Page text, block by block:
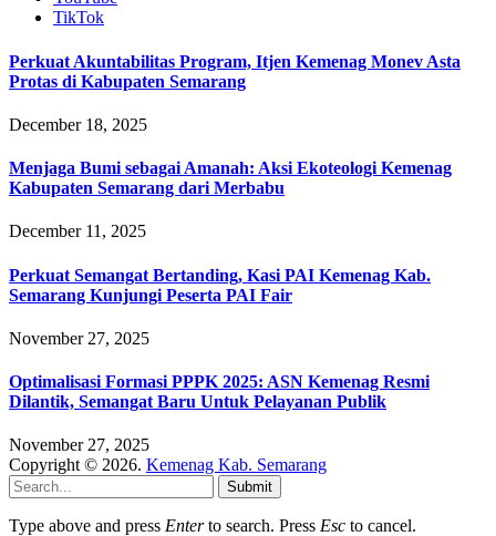
TikTok
Perkuat Akuntabilitas Program, Itjen Kemenag Monev Asta
Protas di Kabupaten Semarang
December 18, 2025
Menjaga Bumi sebagai Amanah: Aksi Ekoteologi Kemenag
Kabupaten Semarang dari Merbabu
December 11, 2025
Perkuat Semangat Bertanding, Kasi PAI Kemenag Kab.
Semarang Kunjungi Peserta PAI Fair
November 27, 2025
Optimalisasi Formasi PPPK 2025: ASN Kemenag Resmi
Dilantik, Semangat Baru Untuk Pelayanan Publik
November 27, 2025
Copyright © 2026. Kemenag Kab. Semarang
Submit
Type above and press Enterto search. Press Esc to cancel.